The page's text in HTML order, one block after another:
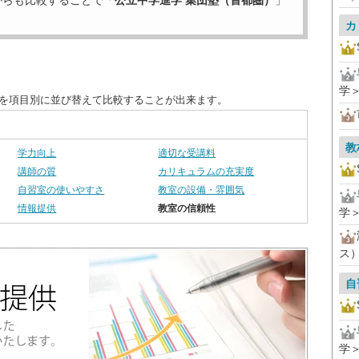
目別に並び替えて比較することが出来ます。
学力向上
適切な受講料
講師の質
カリキュラムの充実度
自習室の使いやすさ
教室の設備・雰囲気
情報提供
教室の信頼性
学
教
学
ス
学